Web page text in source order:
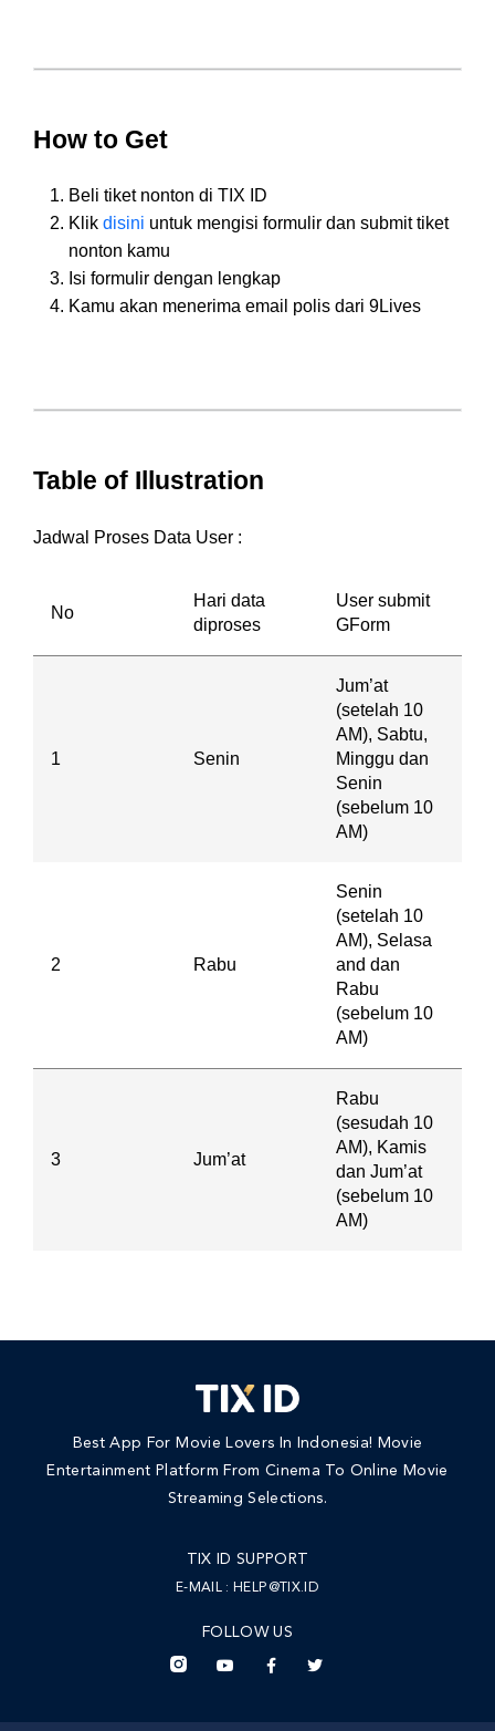
How to Get
Beli tiket nonton di TIX ID
Klik disini untuk mengisi formulir dan submit tiket
nonton kamu
Isi formulir dengan lengkap
Kamu akan menerima email polis dari 9Lives
Table of Illustration
Jadwal Proses Data User :
No
Hari data
diproses
User submit
GForm
1 Senin
Jum’at
(setelah 10
AM), Sabtu,
Minggu dan
Senin
(sebelum 10
AM)
2 Rabu
Senin
(setelah 10
AM), Selasa
and dan
Rabu
(sebelum 10
AM)
3 Jum’at
Rabu
(sesudah 10
AM), Kamis
dan Jum’at
(sebelum 10
AM)
Best App For Movie Lovers In Indonesia! Movie
Entertainment Platform From Cinema To Online Movie
Streaming Selections.
TIX ID SUPPORT
E-MAIL : HELP@TIX.ID
FOLLOW US